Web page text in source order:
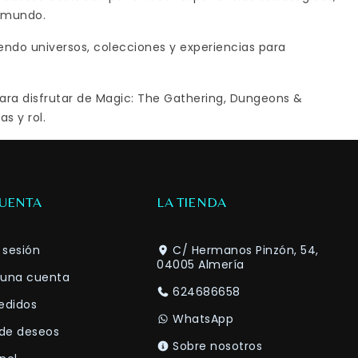
recursos adicionales. Por
buen creyente, convierte la
chatarra en fuerza,
universos, colecciones y experiencias para
disfrutar de Magic: The Gathering, Dungeons &
y rol.
cuenta
deseos
LA TIENDA
C/ Hermanos Pinzón, 54,
04005 Almería
624686658
WhatsApp
Sobre nosotros